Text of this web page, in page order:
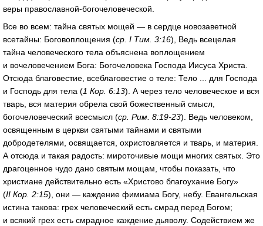
веры православной-богочеловеческой.
Все во всем: тайна святых мощей — в сердце новозаветной
всетайны: Боговоплощения (ср. I Тим. 3:16), Ведь всецелая
тайна человеческого тела объяснена воплощением
и вочеловечением Бога: Богочеловека Господа Иисуса Христа.
Отсюда благовестие, всеблаговеcтие о теле: Тело ... для Господа
и Господь для тела (1 Кор. 6:13). А через тело человеческое и вся
тварь, вся материя обрела свой божественный смысл,
богочеловеческий всесмысл (ср. Рим. 8:19-23). Ведь человеком,
освященным в церкви святыми тайнами и святыми
добродетелями, освящается, охристовляется и тварь, и материя.
А отсюда и такая радость: мироточивые мощи многих святых. Это
драгоценное чудо дано святым мощам, чтобы показать, что
христиане действительно есть «Христово благоухание Богу»
(II Кор. 2:15), они — каждение фимиама Богу, небу. Евангельская
истина такова: грех человеческий есть смрад перед Богом;
и всякий грех есть смрадное каждение дьяволу. Содействием же